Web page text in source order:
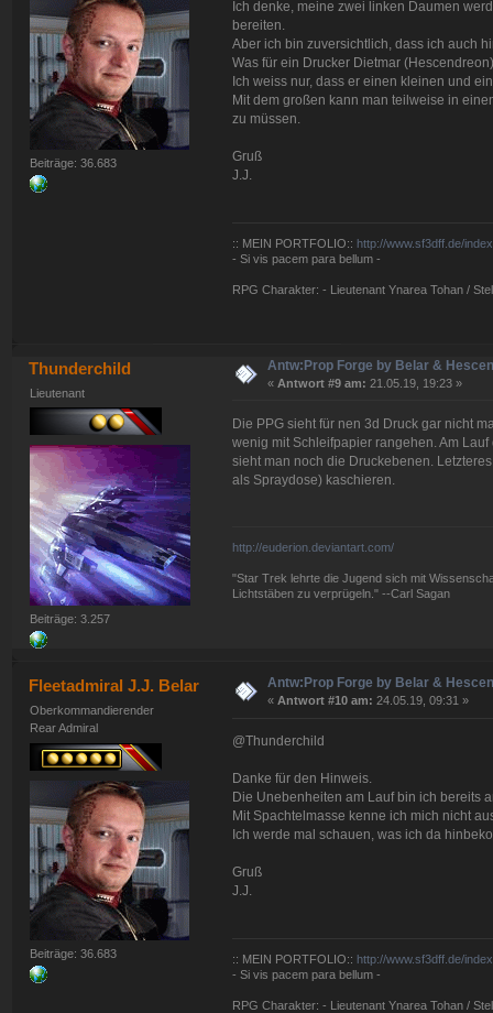
Beiträge: 36.683
Ich denke, meine zwei linken Daumen
bereiten.
Aber ich bin zuversichtlich, dass ich auch
Was für ein Drucker Dietmar
Ich weiss nur, dass er einen kleinen und
Mit dem großen kann man teilweise in
zu müssen.
Gruß
J.J.
:: MEIN PORTFOLIO:: http://www.sf3dff.de/
- Si vis pacem para bellum -
RPG Charakter: - Lieutenant Ynarea Tohan /
Thunderchild
Lieutenant
Beiträge: 3.257
Antw:Prop Forge by Belar &
« Antwort #9 am: 21.05.19, 19:23 »
Die PPG sieht für nen 3d Druck gar nicht
wenig mit Schleifpapier rangehen. Am
sieht man noch die Druckebenen.
als Spraydose) kaschieren.
http://euderion.deviantart.com/
"Star Trek lehrte die Jugend sich mit
Lichtstäben zu verprügeln." --Carl Sagan
Fleetadmiral J.J. Belar
Oberkommandierender
Rear Admiral
Beiträge: 36.683
Antw:Prop Forge by Belar &
« Antwort #10 am: 24.05.19, 09:31 »
@Thunderchild
Danke für den Hinweis.
Die Unebenheiten am Lauf bin ich bereits
Mit Spachtelmasse kenne ich mich nicht
Ich werde mal schauen, was ich da
Gruß
J.J.
:: MEIN PORTFOLIO:: http://www.sf3dff.de/
- Si vis pacem para bellum -
RPG Charakter: - Lieutenant Ynarea Tohan /